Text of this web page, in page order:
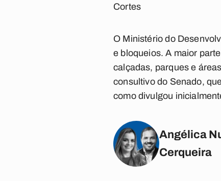
Cortes
O Ministério do
e bloqueios. A maior
calçadas, parques e
consultivo do Senado,
como divulgou
Angélica
Cerqueira